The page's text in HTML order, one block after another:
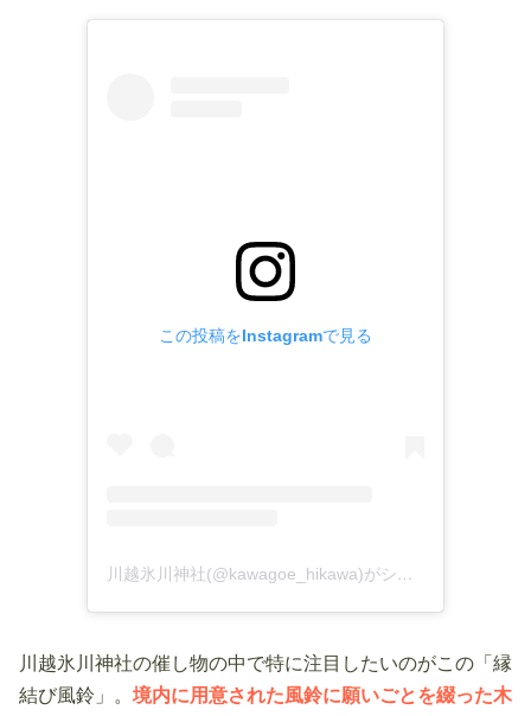
この投稿をInstagramで見る
川越氷川神社(@kawagoe_hikawa)がシェアした投稿
川越氷川神社の催し物の中で特に注目したいのがこの「縁
結び風鈴」。 境内に用意された風鈴に願いごとを綴った木